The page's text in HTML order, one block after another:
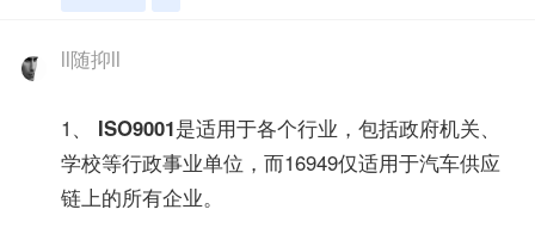
ll随抑ll
1、 ISO9001是适用于各个行业，包括政府机关、
学校等行政事业单位，而16949仅适用于汽车供应
链上的所有企业。